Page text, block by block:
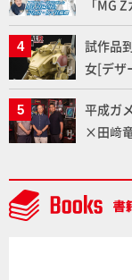
「MG
ふたた
試作品
女[デザ
ど商品
ズ】
平成ガ
×田﨑